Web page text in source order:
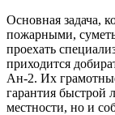
Основная задача,
пожарными,
проехать
приходится
Ан-2. Их
гарантия быстрой
местности, но и